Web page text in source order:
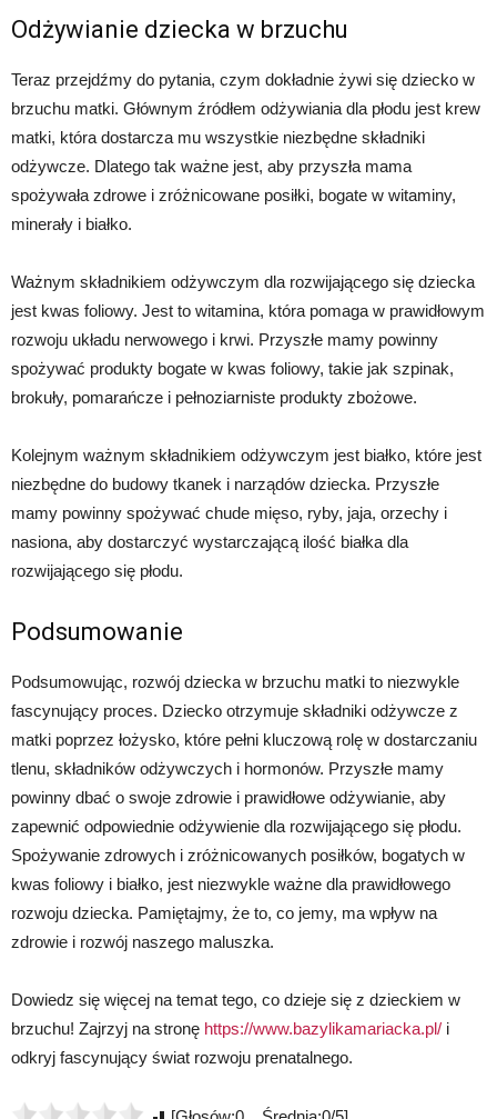
Odżywianie dziecka w brzuchu
Teraz przejdźmy do pytania, czym dokładnie żywi się dziecko w
brzuchu matki. Głównym źródłem odżywiania dla płodu jest krew
matki, która dostarcza mu wszystkie niezbędne składniki
odżywcze. Dlatego tak ważne jest, aby przyszła mama
spożywała zdrowe i zróżnicowane posiłki, bogate w witaminy,
minerały i białko.
Ważnym składnikiem odżywczym dla rozwijającego się dziecka
jest kwas foliowy. Jest to witamina, która pomaga w prawidłowym
rozwoju układu nerwowego i krwi. Przyszłe mamy powinny
spożywać produkty bogate w kwas foliowy, takie jak szpinak,
brokuły, pomarańcze i pełnoziarniste produkty zbożowe.
Kolejnym ważnym składnikiem odżywczym jest białko, które jest
niezbędne do budowy tkanek i narządów dziecka. Przyszłe
mamy powinny spożywać chude mięso, ryby, jaja, orzechy i
nasiona, aby dostarczyć wystarczającą ilość białka dla
rozwijającego się płodu.
Podsumowanie
Podsumowując, rozwój dziecka w brzuchu matki to niezwykle
fascynujący proces. Dziecko otrzymuje składniki odżywcze z
matki poprzez łożysko, które pełni kluczową rolę w dostarczaniu
tlenu, składników odżywczych i hormonów. Przyszłe mamy
powinny dbać o swoje zdrowie i prawidłowe odżywianie, aby
zapewnić odpowiednie odżywienie dla rozwijającego się płodu.
Spożywanie zdrowych i zróżnicowanych posiłków, bogatych w
kwas foliowy i białko, jest niezwykle ważne dla prawidłowego
rozwoju dziecka. Pamiętajmy, że to, co jemy, ma wpływ na
zdrowie i rozwój naszego maluszka.
Dowiedz się więcej na temat tego, co dzieje się z dzieckiem w
brzuchu! Zajrzyj na stronę https://www.bazylikamariacka.pl/ i
odkryj fascynujący świat rozwoju prenatalnego.